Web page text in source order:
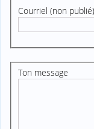
Courriel (non publié)
Ton message